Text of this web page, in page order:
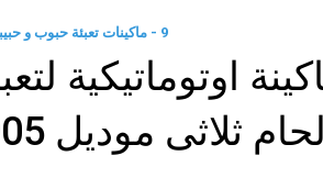
9 - ماكينات تعبئة حبوب و حبيبات وتعبئة مساحيق في اكياس اوتوماتيك
اوتوماتيكية
لحام ثلاثى موديل 905 ماركة المهندس منسي